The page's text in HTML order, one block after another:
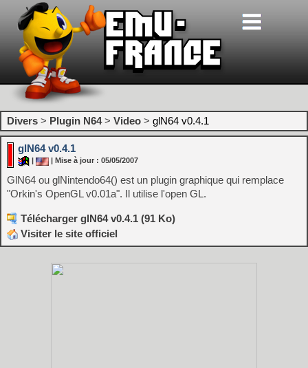
Divers > Plugin N64> Video > glN64 v0.4.1
glN64 v0.4.1
| Mise à jour : 05/05/2007
GlN64 ou glNintendo64() est un plugin graphique qui remplace
"Orkin's OpenGL v0.01a". Il utilise l'open GL.
Télécharger glN64 v0.4.1 (91 Ko)
Visiter le site officiel